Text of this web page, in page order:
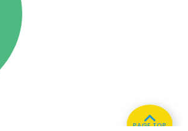
PAGE TOP